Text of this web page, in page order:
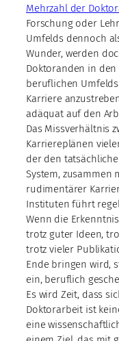
Mehrzahl der
Forschung oder
Umfelds dennoch
Wunder, werden
Doktoranden in
beruflichen Umfelds
Karriere
adäquat auf den
Das Missverhältnis
Karriereplänen
der den
System,
rudimentärer
Instituten führt
Wenn die
trotz guter Ideen,
trotz vieler
Ende bringen wird,
ein, beruflich
Es wird Zeit, dass
Doktorarbeit ist
eine